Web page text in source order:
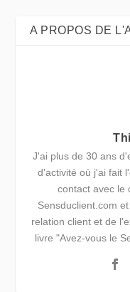
A PROPOS DE
J'ai plus de 30 ans
d'activité où j'ai fait
contact avec le
Sensduclient.com
relation client et de
livre "Avez-vous le